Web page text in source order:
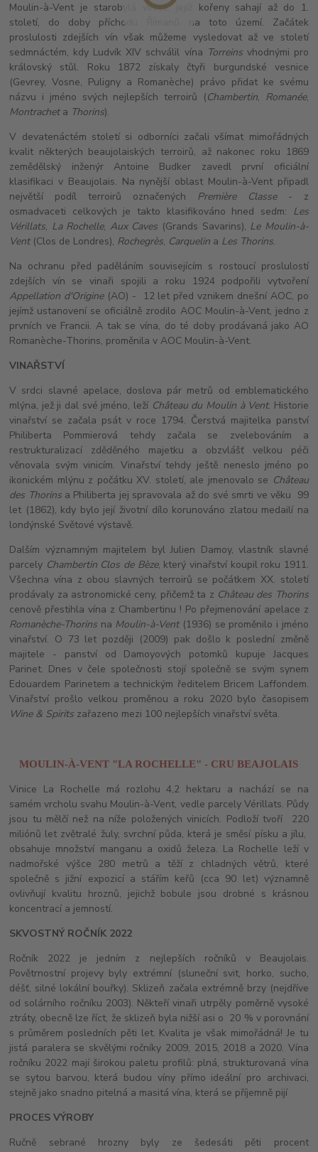
Moulin-à-Vent je starobylá vinice, jejíž kořeny sahají až do 1.
století, do doby příchodu Římanů na toto území. Začátek
proslulosti zdejších vín však můžeme vysledovat až ve století
sedmnáctém, kdy Ludvík XIV schválil vína Torreinsvhodnými pro
královský stůl. Roku 1872 získaly čtyři burgundské vesnice
(Gevrey, Vosne, Puligny a Romanèche) právo přidat ke svému
názvu i jméno svých nejlepších terroirů (Chambertin, Romanée,
Montracheta Thorins).
V devatenáctém století si odborníci začali všímat mimořádných
kvalit některých beaujolaiských terroirů, až nakonec roku 1869
zemědělský inženýr Antoine Budker zavedl první oficiální
klasifikaci v Beaujolais. Na nynější oblast Moulin-à-Vent připadl
největší podíl terroirů označených Première Classe- z
osmadvaceti celkových je takto klasifikováno hned sedm: Les
Vérillats, La Rochelle, Aux Caves (Grands Savarins), Le Moulin-à-
Vent(Clos de Londres), Rochegrès, Carquelin a Les Thorins.
Na ochranu před paděláním souvisejícím s rostoucí proslulostí
zdejších vín se vinaři spojili a roku 1924 podpořili vytvoření
Appellation d'Origine (AO) - 12 let před vznikem dnešní AOC, po
jejímž ustanovení se oficiálně zrodilo AOC Moulin-à-Vent, jedno z
prvních ve Francii. A tak se vína, do té doby prodávaná jako AO
Romanèche-Thorins, proměnila v AOC Moulin-à-Vent.
VINAŘSTVÍ
V srdci slavné apelace, doslova pár metrů od emblematického
mlýna, jež ji dal své jméno, leží Château du Moulin à Vent. Historie
vinařství se začala psát v roce 1794. Čerstvá majitelka panství
Philiberta Pommierová tehdy začala se zvelebováním a
restrukturalizací zděděného majetku a obzvlášť velkou péči
věnovala svým vinicím. Vinařství tehdy ještě neneslo jméno po
ikonickém mlýnu z počátku XV. století, ale jmenovalo se Château
des Thorinsa Philiberta jej spravovala až do své smrti ve věku 99
let (1862), kdy bylo její životní dílo korunováno zlatou medailí na
londýnské Světové výstavě.
Dalším významným majitelem byl Julien Damoy, vlastník slavné
parcely Chambertin Clos de Bèze, který vinařství koupil roku 1911.
Všechna vína z obou slavných terroirů se počátkem XX. století
prodávaly za astronomické ceny, přičemž ta z Château des Thorins
cenově přestihla vína z Chambertinu ! Po přejmenování apelace z
Romanèche-Thorins na Moulin-à-Vent(1936) se proměnilo i jméno
vinařství. O 73 let později (2009) pak došlo k poslední změně
majitele - panství od Damoyových potomků kupuje Jacques
Parinet. Dnes v čele společnosti stojí společně se svým synem
Edouardem Parinetem a technickým ředitelem Bricem Laffondem.
Vinařství prošlo velkou proměnou a roku 2020 bylo časopisem
Wine & Spirits zařazeno mezi 100 nejlepších vinařství světa.
MOULIN-À-VENT "LA ROCHELLE" - CRU BEAJOLAIS
Vinice La Rochelle má rozlohu 4,2 hektaru a nachází se na
samém vrcholu svahu Moulin-à-Vent, vedle parcely Vérillats. Půdy
jsou tu mělčí než na níže položených vinicích. Podloží tvoří 220
miliónů let zvětralé žuly, svrchní půda, která je směsí písku a jílu,
obsahuje množství manganu a oxidů železa. La Rochelle leží v
nadmořské výšce 280 metrů a těží z chladných větrů, které
společně s jižní expozicí a stářím keřů (cca 90 let) významně
ovlivňují kvalitu hroznů, jejichž bobule jsou drobné s krásnou
koncentrací a jemností.
SKVOSTNÝ ROČNÍK 2022
Ročník 2022 je jedním z nejlepších ročníků v Beaujolais.
Povětrnostní projevy byly extrémní (sluneční svit, horko, sucho,
déšť, silné lokální bouřky). Sklizeň začala extrémně brzy (nejdříve
od solárního ročníku 2003). Někteří vinaři utrpěly poměrně vysoké
ztráty, obecně lze říct, že sklizeň byla nižší asi o 20 % v porovnání
s průměrem posledních pěti let. Kvalita je však mimořádná! Je tu
jistá paralera se skvělými ročníky 2009, 2015, 2018 a 2020. Vína
ročníku 2022 mají širokou paletu profilů: plná, strukturovaná vína
se sytou barvou, která budou víny přímo ideální pro archivaci,
stejně jako snadno pitelná a masitá vína, která se příjemně pijí
PROCES VÝROBY
Ručně sebrané hrozny byly ze šedesáti pěti procent